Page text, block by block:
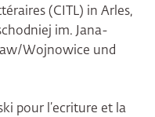
(CITL) in Arles,
im. Jana-
Wojnowice und
pour l’ecriture et la